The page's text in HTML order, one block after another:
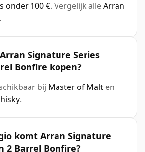
onder 100 €. Vergelijk alleArran
.
Signature Series
Bonfire kopen?
bij Master of Malt en
.
komt Arran Signature
2 Barrel Bonfire?